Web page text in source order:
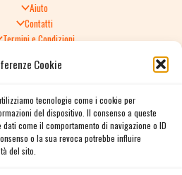
Cookie
tecnologie come i cookie per
del dispositivo. Il consenso a queste
come il comportamento di navigazione o ID
o la sua revoca potrebbe influire
del sito.
Aiuto
Contatti
Termini e Condizioni
Politica di Reso
Spedizione e consegna
Informativa sulla Privacy
Cookie Policy